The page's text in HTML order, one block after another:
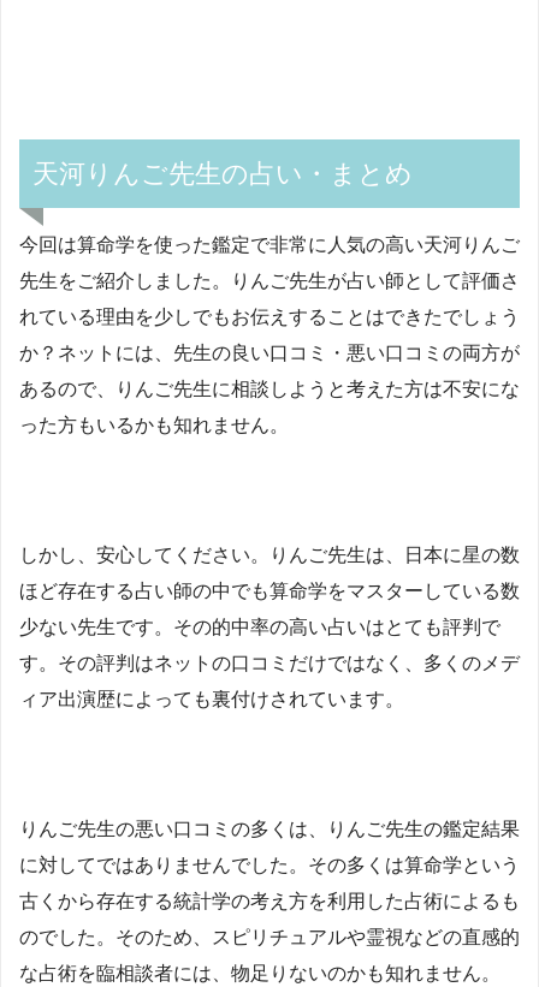
天河りんご先生の占い・まとめ
今回は算命学を使った鑑定で非常に人気の高い天河りんご
先生をご紹介しました。りんご先生が占い師として評価さ
れている理由を少しでもお伝えすることはできたでしょう
か？ネットには、先生の良い口コミ・悪い口コミの両方が
あるので、りんご先生に相談しようと考えた方は不安にな
った方もいるかも知れません。
しかし、安心してください。りんご先生は、日本に星の数
ほど存在する占い師の中でも算命学をマスターしている数
少ない先生です。その的中率の高い占いはとても評判で
す。その評判はネットの口コミだけではなく、多くのメデ
ィア出演歴によっても裏付けされています。
りんご先生の悪い口コミの多くは、りんご先生の鑑定結果
に対してではありませんでした。その多くは算命学という
古くから存在する統計学の考え方を利用した占術によるも
のでした。そのため、スピリチュアルや霊視などの直感的
な占術を臨相談者には、物足りないのかも知れません。